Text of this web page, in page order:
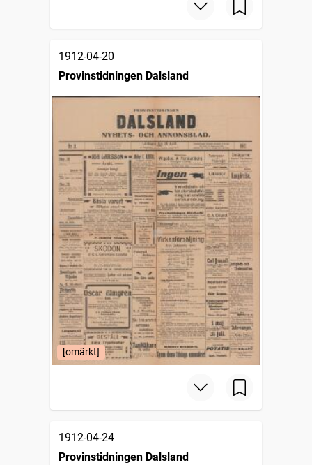
1912-04-20
Provinstidningen Dalsland
[omärkt]
1912-04-24
Provinstidningen Dalsland